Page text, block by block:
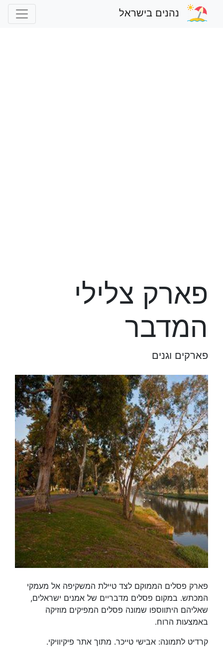
נהנים בישראל
פארק צלילי
המדבר
פארקים וגנים
פארק פסלים הממוקם לצד טיילת המשקיפה אל מעמקי
המכתש. במקום פסלים מדבריים של אמנים ישראלים,
שאליהם היתווספו שמונה פסלים המפיקים מוזיקה
באמצעות הרוח.
קרדיט לתמונה: אבישי טייכר. מתוך אתר פיקיוויקי.